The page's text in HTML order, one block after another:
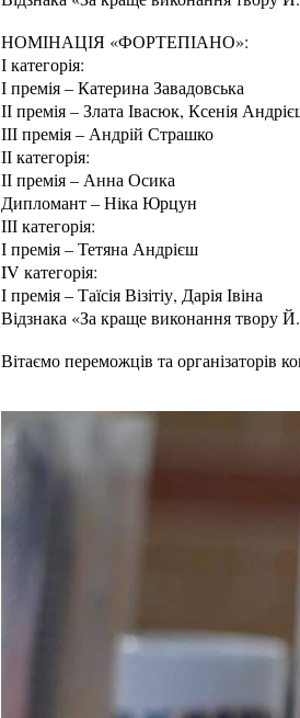
НОМІНАЦІЯ «ФОРТЕПІАНО»:
І категорія:
І премія – Катерина Завадовська
ІІ премія – Злата Івасюк, Ксенія
ІІІ премія – Андрій Страшко
ІІ категорія:
ІІ премія – Анна Осика
Дипломант – Ніка Юрцун
ІІІ категорія:
І премія – Тетяна Андрієш
IV категорія:
І премія – Таїсія Візітіу, Дарія Івіна
Відзнака «За краще виконання твору
Вітаємо переможців та організаторів